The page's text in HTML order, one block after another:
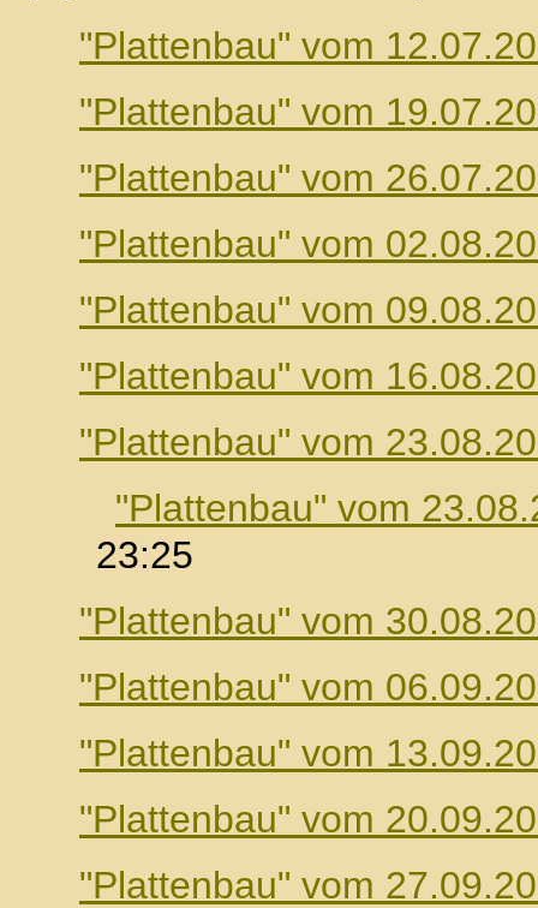
"Plattenbau" vom
"Plattenbau" vom
"Plattenbau" vom
"Plattenbau" vom
"Plattenbau" vom
"Plattenbau" vom
"Plattenbau" vom
"Plattenbau" vom
23:25
"Plattenbau" vom
"Plattenbau" vom
"Plattenbau" vom
"Plattenbau" vom
"Plattenbau" vom